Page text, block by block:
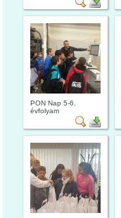
PON Nap 5-6.
évfolyam